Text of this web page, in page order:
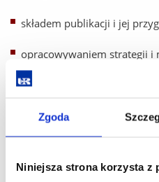
Zgoda
Niniejsza strona korzysta z
składem publikacji i jej
opracowywaniem strategii i
Wszystkich zainteresowanych
Zuzanna Oślizło, e-mail: